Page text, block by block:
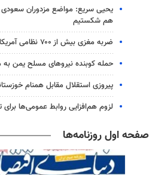
یحیی سریع: مواضع مزدوران سعودی
هم شکستیم
ضربه مغزی بیش از ۷۰۰ نظامی آمریکایی در حملات ایران
حمله کوبنده نیروهای مسلح یمن
پیروزی استقلال مقابل همنام
لزوم هم‌افزایی روابط‌ عمومی‌ها
صفحه اول روزنامه‌ها